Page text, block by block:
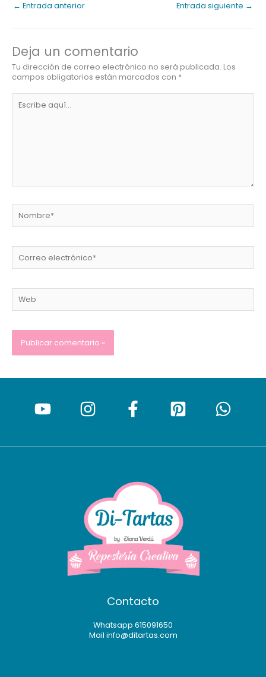
← Entrada anterior Entrada siguiente →
Deja un comentario
Tu dirección de correo electrónico no será publicada. Los
campos obligatorios están marcados con *
aquí...
electrónico*
Contacto
Whatsapp 615091650
Mail info@ditartas.com